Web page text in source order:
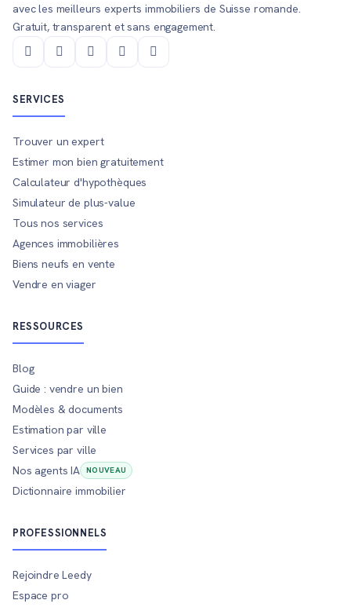
avec les meilleurs experts immobiliers de Suisse romande.
Gratuit, transparent et sans engagement.
SERVICES
Trouver un expert
Estimer mon bien gratuitement
Calculateur d'hypothèques
Simulateur de plus-value
Tous nos services
Agences immobilières
Biens neufs en vente
Vendre en viager
RESSOURCES
Blog
Guide : vendre un bien
Modèles & documents
Estimation par ville
Services par ville
Nos agents IA
NOUVEAU
Dictionnaire immobilier
PROFESSIONNELS
Rejoindre Leedy
Espace pro